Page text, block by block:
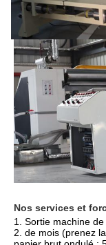
Nos services et
1. Sortie machine
2. de mois (prenez